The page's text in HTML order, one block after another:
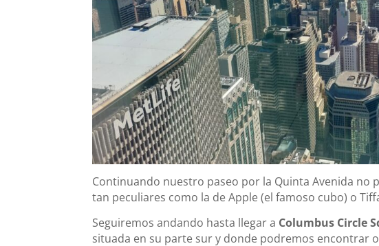
Continuando nuestro paseo por la Quinta Avenida no
tan peculiares como la de Apple (el famoso cubo) o
Seguiremos andando hasta llegar a Columbus Circle
situada en su parte sur y donde podremos encontrar